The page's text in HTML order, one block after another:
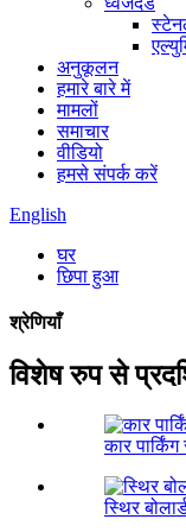
अनुकूलन
हमारे बारे में
मामलों
समाचार
वीडियो
हमसे संपर्क करें
English
घर
छिपा हुआ
श्रेणियाँ
विशेष रुप से
कार
स्थिर